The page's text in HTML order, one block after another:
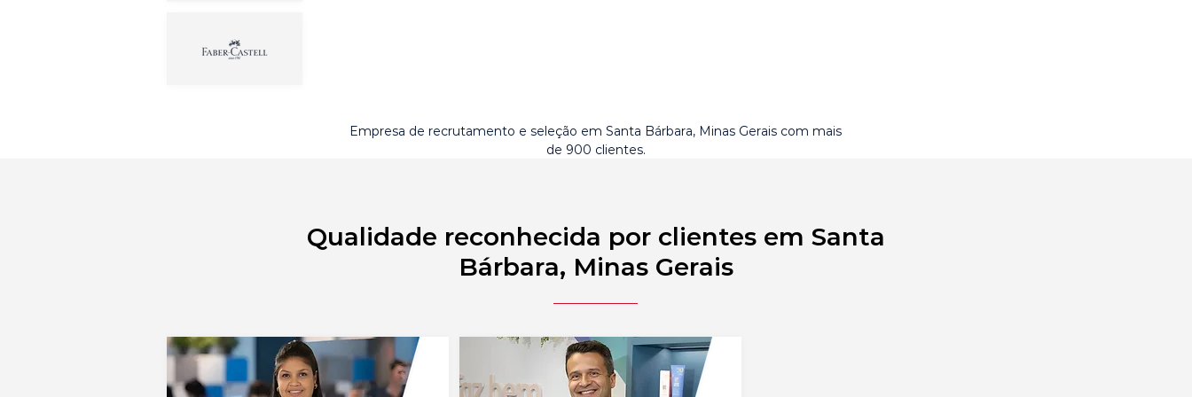
Empresa de recrutamento e seleção em Santa Bárbara, Minas Gerais com mais
de 900 clientes.
Qualidade reconhecida por clientes em Santa
Bárbara, Minas Gerais